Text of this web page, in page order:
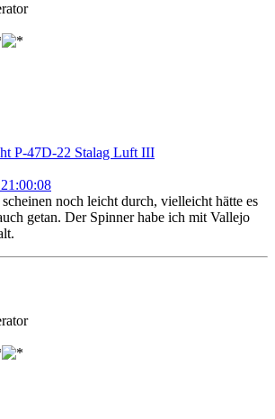
P-47D-22 Stalag Luft III
noch leicht durch, vielleicht hätte es
getan. Der Spinner habe ich mit Vallejo